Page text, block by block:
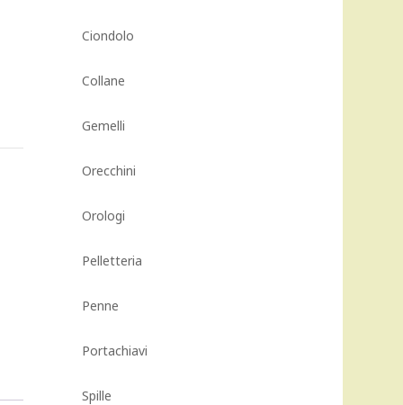
Ciondolo
Collane
Gemelli
Orecchini
Orologi
Pelletteria
Penne
Portachiavi
Spille